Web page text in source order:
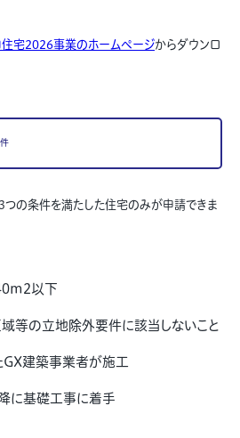
住宅2026事業のホームページからダウンロ
の条件を満たした住宅のみが申請できま
以下
等の立地除外要件に該当しないこと
建築事業者が施工
に基礎工事に着手